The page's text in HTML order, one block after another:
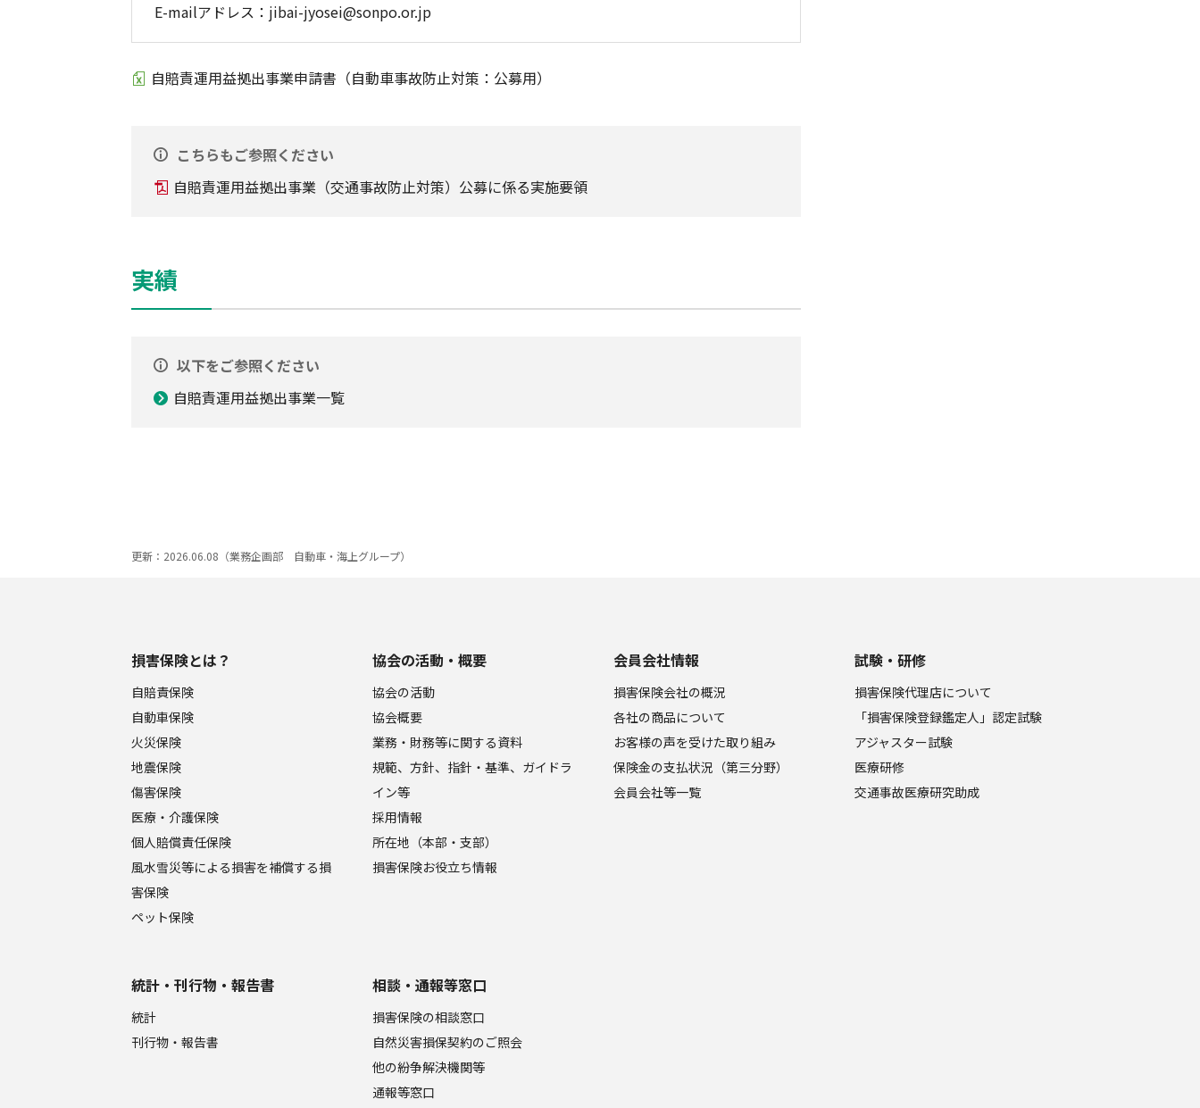
E-mailアドレス：jibai-jyosei@sonpo.or.jp
自賠責運用益拠出事業申請書（自動車事故防止対策：公募用）
こちらもご参照ください
自賠責運用益拠出事業（交通事故防止対策）公募に係る実施要領
実績
以下をご参照ください
自賠責運用益拠出事業一覧
更新：2026.06.08（業務企画部 自動車・海上グループ）
損害保険とは？
自賠責保険
自動車保険
火災保険
地震保険
傷害保険
医療・介護保険
個人賠償責任保険
風水雪災等による損害を補償する損
害保険
ペット保険
協会の活動・概要
協会の活動
協会概要
業務・財務等に関する資料
規範、方針、指針・基準、ガイドラ
イン等
採用情報
所在地（本部・支部）
損害保険お役立ち情報
会員会社情報
損害保険会社の概況
各社の商品について
お客様の声を受けた取り組み
保険金の支払状況（第三分野）
会員会社等一覧
試験・研修
損害保険代理店について
「損害保険登録鑑定人」認定試験
アジャスター試験
医療研修
交通事故医療研究助成
統計・刊行物・報告書
統計
刊行物・報告書
相談・通報等窓口
損害保険の相談窓口
自然災害損保契約のご照会
他の紛争解決機関等
通報等窓口